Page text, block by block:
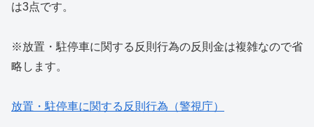
は3点です。
※放置・駐停車に関する反則行為の反則金は複雑なので省
略します。
放置・駐停車に関する反則行為（警視庁）